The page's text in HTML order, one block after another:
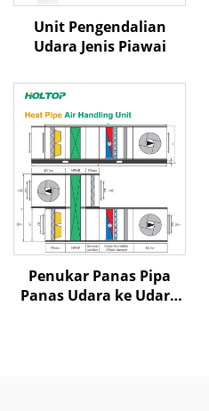
Unit Pengendalian
Udara Jenis Piawai
Penukar Panas Pipa
Panas Udara ke Udara